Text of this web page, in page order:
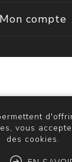
Mon compte
by
Bellegarde.
vous
des cookies.